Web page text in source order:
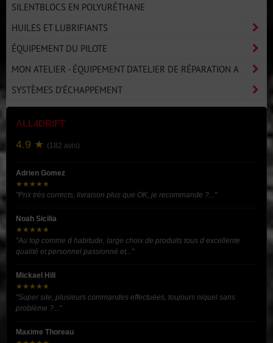
SILENTBLOCS EN POLYURÉTHANE
HUILES ET LUBRIFIANTS
ÉQUIPEMENT DU PILOTE
MON ATELIER - ÉQUIPEMENT D'ATELIER DE RÉPARATION A
SYSTÈMES D'ÉCHAPPEMENT
ALL4DRIFT
4.9 ★ (182 avis)
Adrien Gomez
★★★★★
"Prix très corrects, livraison plus que OK, je recommande ?..."
Noah Sicilia
★★★★★
"Au top comme d habitude, large choix de produits tous d excellente
qualité et personnel passionné et..."
Mickael Hill
★★★★★
"Super site, plusieurs commandes effectuées, toujours niquel sans
problème ?..."
Maxime Thoreau